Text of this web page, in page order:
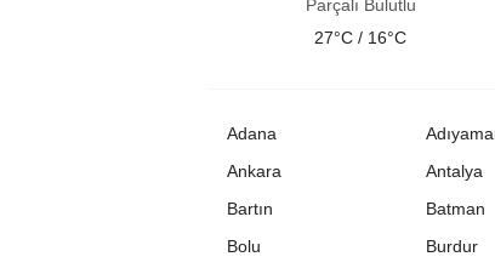
Parçalı Bulutlu
27°C / 16°C
Adana
Ankara
Antalya
Bartın
Batman
Bolu
Burdur